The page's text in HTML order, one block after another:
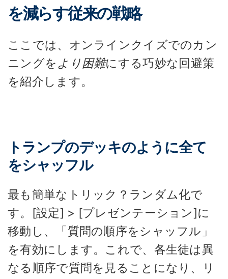
を減らす従来の戦略
ここでは、オンラインクイズでのカン
ニングを より困難にする巧妙な回避策
を紹介します。
トランプのデッキのように全て
をシャッフル
最も簡単なトリック？ランダム化で
す。[設定] > [プレゼンテーション]に
移動し、「質問の順序をシャッフル」
を有効にします。これで、各生徒は異
なる順序で質問を見ることになり、リ